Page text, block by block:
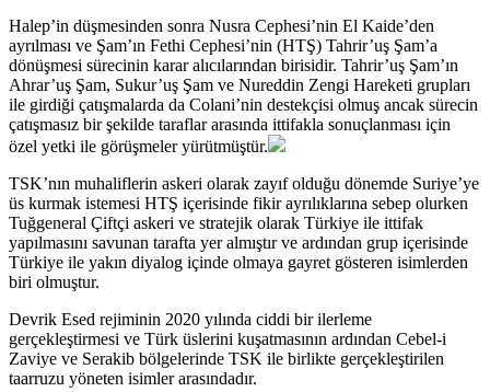
Halep’in düşmesinden sonra Nusra Cephesi’nin El Kaide’den
ayrılması ve Şam’ın Fethi Cephesi’nin (HTŞ) Tahrir’uş Şam’a
dönüşmesi sürecinin karar alıcılarından birisidir. Tahrir’uş Şam’ın
Ahrar’uş Şam, Sukur’uş Şam ve Nureddin Zengi Hareketi grupları
ile girdiği çatışmalarda da Colani’nin destekçisi olmuş ancak sürecin
çatışmasız bir şekilde taraflar arasında ittifakla sonuçlanması için
özel yetki ile görüşmeler yürütmüştür.
TSK’nın muhaliflerin askeri olarak zayıf olduğu dönemde Suriye’ye
üs kurmak istemesi HTŞ içerisinde fikir ayrılıklarına sebep olurken
Tuğgeneral Çiftçi askeri ve stratejik olarak Türkiye ile ittifak
yapılmasını savunan tarafta yer almıştır ve ardından grup içerisinde
Türkiye ile yakın diyalog içinde olmaya gayret gösteren isimlerden
biri olmuştur.
Devrik Esed rejiminin 2020 yılında ciddi bir ilerleme
gerçekleştirmesi ve Türk üslerini kuşatmasının ardından Cebel-i
Zaviye ve Serakib bölgelerinde TSK ile birlikte gerçekleştirilen
taarruzu yöneten isimler arasındadır.